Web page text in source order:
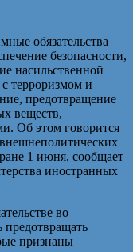
обязательства
безопасности,
насильственной
терроризмом и
предотвращение
веществ,
Об этом говорится
1 июня, сообщает
иностранных
во
предотвращать
признаны